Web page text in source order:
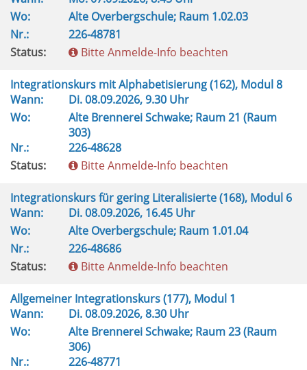
Wo:
Alte Overbergschule; Raum 1.02.03
Nr.:
226-48781
Status:
Bitte Anmelde-Info beachten
Integrationskurs mit Alphabetisierung (162), Modul 8
Wann:
Di.08.09.2026, 9.30 Uhr
Wo:
Alte Brennerei Schwake; Raum 21 (Raum
303)
Nr.:
226-48628
Status:
Bitte Anmelde-Info beachten
Integrationskurs für gering Literalisierte (168), Modul 6
Wann:
Di.08.09.2026, 16.45 Uhr
Wo:
Alte Overbergschule; Raum 1.01.04
Nr.:
226-48686
Status:
Bitte Anmelde-Info beachten
Allgemeiner Integrationskurs (177), Modul 1
Wann:
Di.08.09.2026, 8.30 Uhr
Wo:
Alte Brennerei Schwake; Raum 23 (Raum
306)
Nr.:
226-48771